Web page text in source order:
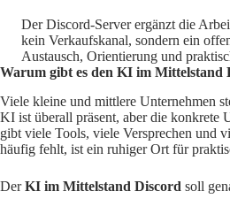
Der Discord-Server ergänzt die
kein Verkaufskanal, sondern ein
Austausch, Orientierung und
Warum gibt es den KI im Mittelstand
Viele kleine und mittlere Unternehmen
KI ist überall präsent, aber die konkrete
gibt viele Tools, viele Versprechen und
häufig fehlt, ist ein ruhiger Ort für
DerKI im Mittelstand Discord soll